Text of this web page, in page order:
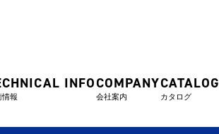
INFO
情報
COMPANY
会社案内
CATALOG
カタログ